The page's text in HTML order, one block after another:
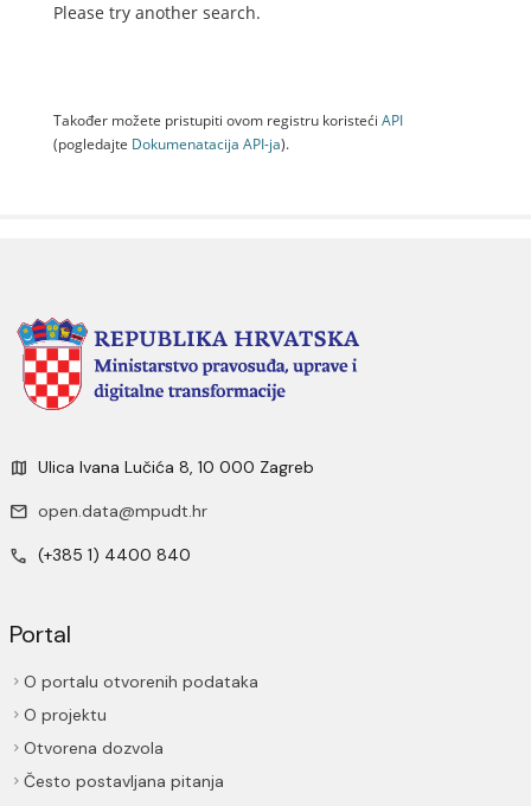
Please try another search.
Također možete pristupiti ovom registru koristeći API
(pogledajte Dokumenаtаcijа API-jа).